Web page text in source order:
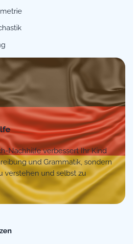
Nachhilfe verbessert Ihr Kind
und Grammatik, sondern
verstehen und selbst zu